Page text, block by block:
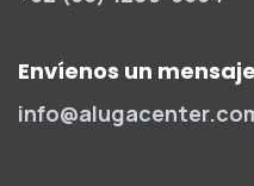
Envíenos un mensaje